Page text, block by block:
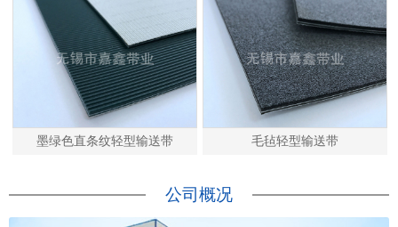
墨绿色直条纹轻型输送带 毛毡轻型输送带
公司概况